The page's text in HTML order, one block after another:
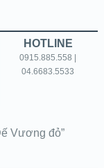
HOTLINE
0915.885.558 |
04.6683.5533
Vương đỏ”